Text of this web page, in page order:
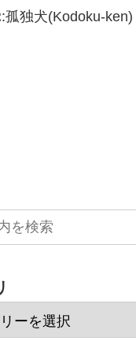
孤独犬(Kodoku-ken)